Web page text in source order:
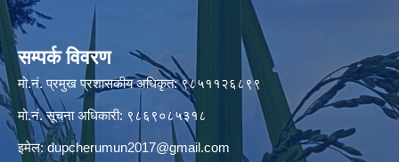
सम्पर्क विवरण
मो.नं. प्रमुख प्रशासकीय अधिकृत: ९८५११२६८९९
मो.नं. सूचना अधिकारी: ९८६९०८५३१८
इमेल:dupcherumun2017@gmail.com